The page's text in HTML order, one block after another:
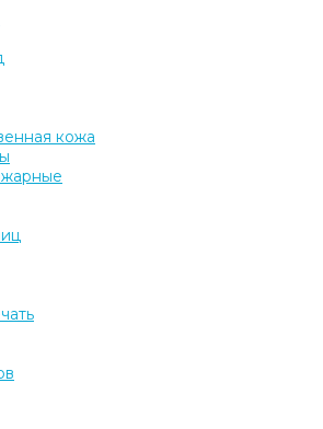
кожа